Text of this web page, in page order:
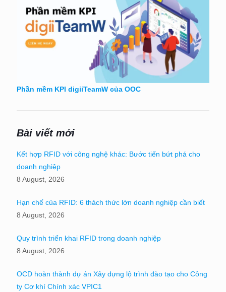
Phần mềm KPI digiiTeamW của OOC
Bài viết mới
Kết hợp RFID với công nghệ khác: Bước tiến bứt phá cho
doanh nghiệp
8 August, 2026
Hạn chế của RFID: 6 thách thức lớn doanh nghiệp cần biết
8 August, 2026
Quy trình triển khai RFID trong doanh nghiệp
8 August, 2026
OCD hoàn thành dự án Xây dựng lộ trình đào tạo cho Công
ty Cơ khí Chính xác VPIC1